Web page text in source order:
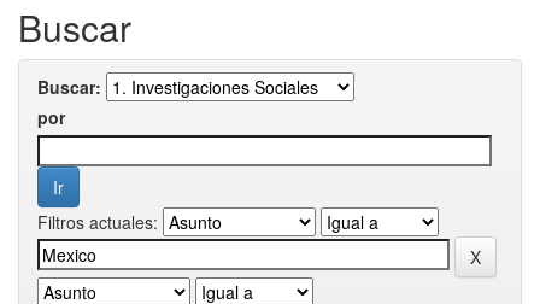
Buscar
Buscar:
por
Filtros actuales: